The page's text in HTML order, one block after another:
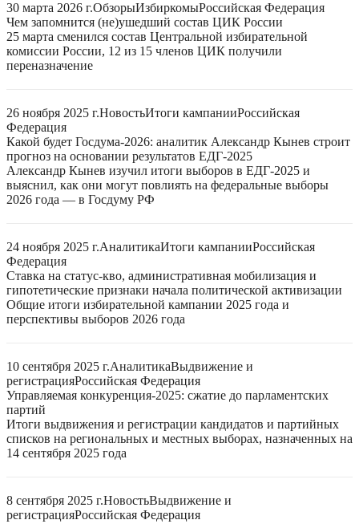
30 марта 2026 г.ОбзорыИзбиркомыРоссийская Федерация
Чем запомнится (не)ушедший состав ЦИК России
25 марта сменился состав Центральной избирательной
комиссии России, 12 из 15 членов ЦИК получили
переназначение
26 ноября 2025 г.НовостьИтоги кампанииРоссийская
Федерация
Какой будет Госдума-2026: аналитик Александр Кынев строит
прогноз на основании результатов ЕДГ-2025
Александр Кынев изучил итоги выборов в ЕДГ-2025 и
выяснил, как они могут повлиять на федеральные выборы
2026 года — в Госдуму РФ
24 ноября 2025 г.АналитикаИтоги кампанииРоссийская
Федерация
Ставка на статус-кво, административная мобилизация и
гипотетические признаки начала политической активизации
Общие итоги избирательной кампании 2025 года и
перспективы выборов 2026 года
10 сентября 2025 г.АналитикаВыдвижение и
регистрацияРоссийская Федерация
Управляемая конкуренция-2025: сжатие до парламентских
партий
Итоги выдвижения и регистрации кандидатов и партийных
списков на региональных и местных выборах, назначенных на
14 сентября 2025 года
8 сентября 2025 г.НовостьВыдвижение и
регистрацияРоссийская Федерация